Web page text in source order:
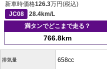
新車時価格126.3万円(税込)
JC08
28.4km/L
満タンでどこまで走る？
766.8km
排気量 658cc